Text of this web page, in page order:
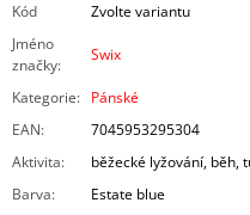
Kód
Zvolte variantu
Jméno
značky:
Swix
Kategorie: Pánské
EAN:
7045953295304
Aktivita:
běžecké lyžování, běh,
Barva:
Estate blue